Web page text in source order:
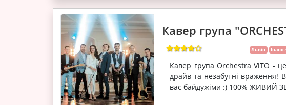
Кавер група
Львів
Кавер група Orchestra ViTO -
драйв та незабутні враження!
вас байдужіми :) 100% ЖИВИЙ